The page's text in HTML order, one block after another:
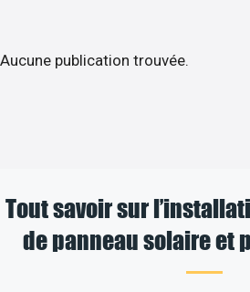
Aucune publication trouvée.
Tout savoir sur
de panneau solaire et